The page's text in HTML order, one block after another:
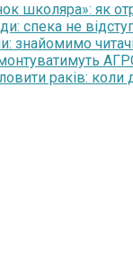
школяра»: як
спека не
раків: